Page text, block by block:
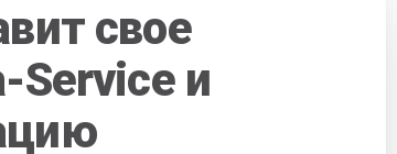
свое
Service и